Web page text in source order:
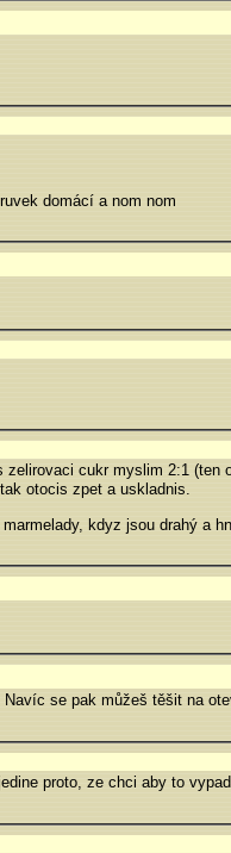
domácí a nom nom
cukr myslim 2:1 (ten
otocis zpet a uskladnis.
kdyz jsou drahý a
se pak můžeš těšit na
proto, ze chci aby to